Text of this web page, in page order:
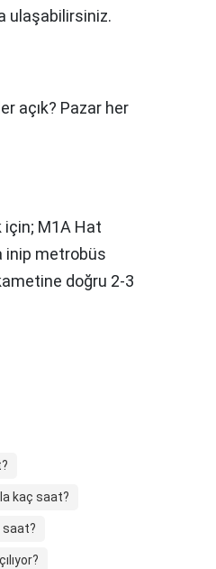
ulaşabilirsiniz.
açık? Pazar her
için; M1A Hat
inip metrobüs
doğru 2-3
kaç saat?
saat?